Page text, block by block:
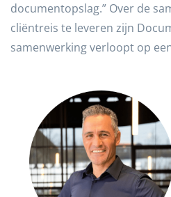
documentopslag.” Over de
cliëntreis te leveren zijn
samenwerking verloopt op